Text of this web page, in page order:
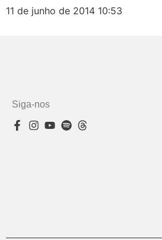
11 de junho de 2014 10:53
Siga-nos